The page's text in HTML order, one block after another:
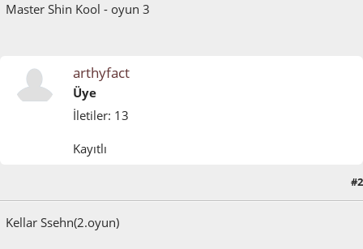
Master Shin Kool - oyun 3
arthyfact
Üye
İletiler: 13
Kayıtlı
#2
Kellar Ssehn(2.oyun)